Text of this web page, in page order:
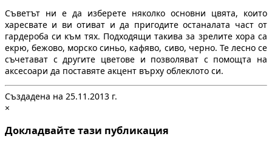
Съветът ни е да изберете няколко основни цвята, които
харесвате и ви отиват и да пригодите останалата част от
гардероба си към тях. Подходящи такива за зрелите хора са
екрю, бежово, морско синьо, кафяво, сиво, черно. Те лесно се
съчетават с другите цветове и позволяват с помощта на
аксесоари да поставяте акцент върху облеклото си.
Създадена на 25.11.2013 г.
×
Докладвайте тази публикация